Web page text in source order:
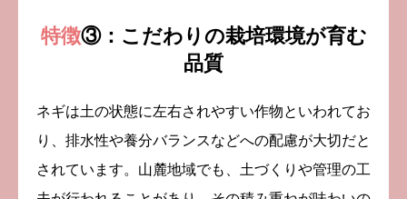
特徴③：こだわりの栽培環境が育む
品質
ネギは土の状態に左右されやすい作物といわれてお
り、排水性や養分バランスなどへの配慮が大切だと
されています。山麓地域でも、土づくりや管理の工